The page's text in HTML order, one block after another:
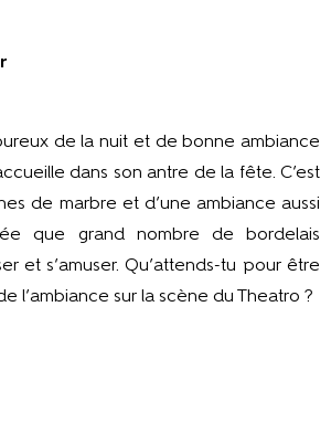
de la nuit et de bonne ambiance
dans son antre de la fête. C’est
de marbre et d’une ambiance aussi
que grand nombre de bordelais
et s’amuser. Qu’attends-tu pour être
l’ambiance sur la scène du Theatro ?